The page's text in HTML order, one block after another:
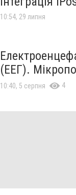
10:54, 29 липня
(ЕЕГ).
10:40, 5 серпня 4